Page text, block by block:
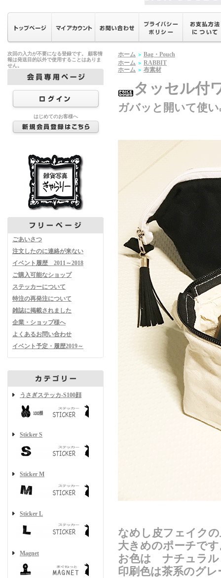
次回の入力が不要になる登録です。 顧客情
報は発送目的以外で使用することはありま
せん。
はじめてのお客様へ
ごあいさつ
注文したのに連絡が来ない
イベント履歴 2011～2018
ご購入可能なショップ
ステッカーについて
特注の再発注について
雑誌に掲載されました
企業・ショップ様へ
よくあるお問い合わせ
イベント予定・履歴2019～
うさぎステッカ-S100顔
Sticker S
Sticker M
Sticker L
Magnet
ホーム ＞ Bag・Pouch
ホーム ＞ RABBIT
ホーム ＞ 布素材
タッセル付
ガバッと開いて使
なめし皮フェイク
大きめのポーチです
お色は ナチュラ
印刷色は茶系のグレ